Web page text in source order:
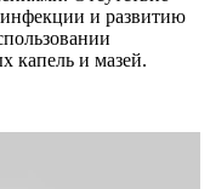
и развитию
капель и мазей.